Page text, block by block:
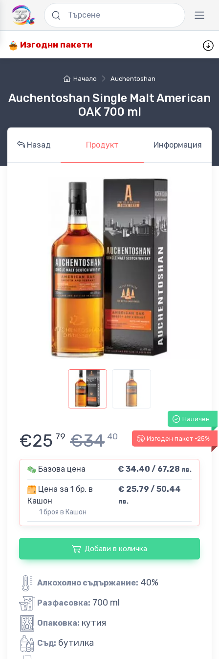
Изгодни пакети
Начало Auchentoshan
Auchentoshan Single Malt American
OAK 700 ml
Назад Продукт Информация
Наличен
Изгоден пакет -25%
€25 79 €34 40
Базова цена € 34.40 / 67.28 лв.
Цена за 1 бр. в
Кашон
1 броя в Кашон
€ 25.79 / 50.44
лв.
Добави в количка
Алкохолно съдържание: 40%
Разфасовка: 700 ml
Опаковка: кутия
Съд: бутилка